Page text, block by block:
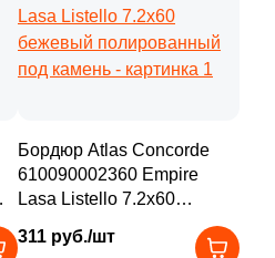
Бордюр Atlas Concorde
610090002360 Empire
Lasa Listello 7.2x60
бежевый полированный
под камень
311 руб./шт